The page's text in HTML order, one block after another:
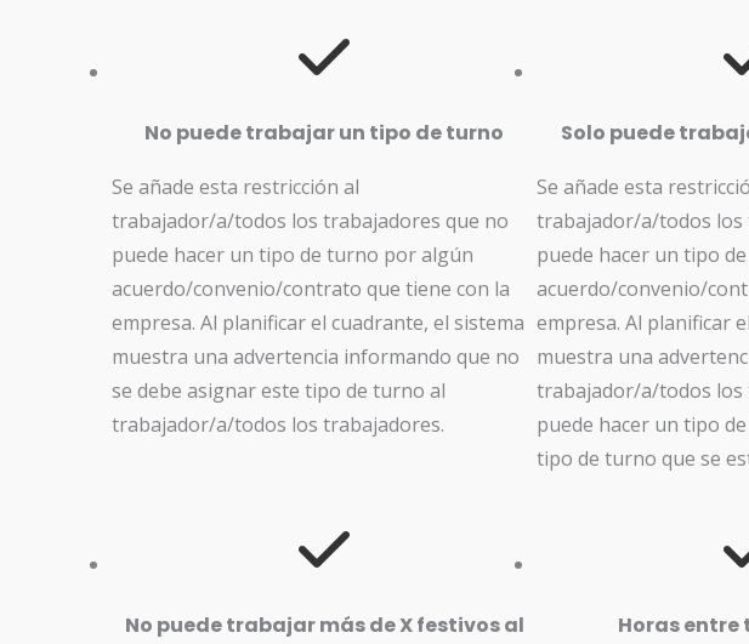
No puede trabajar un tipo de turno
Se añade esta restricción al
trabajador/a/todos los trabajadores que no
puede hacer un tipo de turno por algún
acuerdo/convenio/contrato que tiene con la
empresa. Al planificar el cuadrante, el sistema
muestra una advertencia informando que no
se debe asignar este tipo de turno al
trabajador/a/todos los trabajadores.
Solo puede
Se añade esta
trabajador/a/todos los
puede hacer un tipo
acuerdo/convenio/
empresa. Al planificar
muestra una
trabajador/a/todos los
puede hacer un tipo
tipo de turno que se
No puede trabajar más de X festivos al
Horas entre